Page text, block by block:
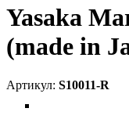
Yasaka
(made in
S10011-R